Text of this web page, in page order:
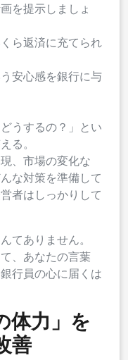
を提示しましょ
ら返済に充てられ
安心感を銀行に与
うするの？」とい
る。
、市場の変化な
な対策を準備して
者はしっかりして
てありません。
、あなたの言葉
行員の心に届くは
体力」を
善